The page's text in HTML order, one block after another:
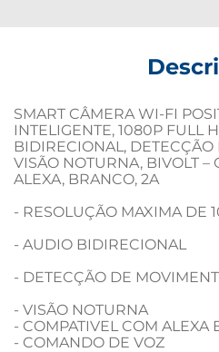
SMART CÂMERA WI-FI
INTELIGENTE, 1080P FULL
BIDIRECIONAL,
VISÃO NOTURNA, BIVOLT –
ALEXA, BRANCO, 2A
- RESOLUÇÃO MAXIMA DE
- AUDIO BIDIRECIONAL
- DETECÇÃO DE
- VISÃO NOTURNA
- COMPATIVEL COM ALEXA
- COMANDO DE VOZ